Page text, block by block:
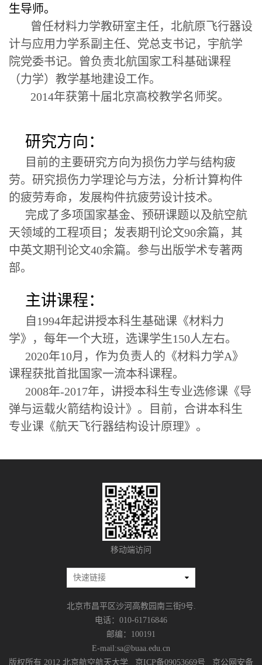
生导师。
曾任材料力学教研室主任，北航原飞行器设
计与应用力学系副主任、党总支书记，宇航学
院党委书记。曾负责北航国家工科基础课程
（力学）教学基地建设工作。
2014年获第十届北京高校教学名师奖。
研究方向：
目前的主要研究方向为损伤力学与结构疲
劳。研究损伤力学理论与方法，分析计算构件
的疲劳寿命，发展构件抗疲劳设计技术。
完成了多项国家基金、预研课题以及航空航
天领域的工程项目；发表期刊论文90余篇，其
中英文期刊论文40余篇。参与出版学术专著两
部。
主讲课程：
自 1994年起讲授本科生基础课《材料力
学》，每年一个大班，选课学生150人左右。
2020年10月，作为负责人的《材料力学A》
课程获批首批国家一流本科课程。
2008年-2017年，讲授本科生专业选修课《导
弹与运载火箭结构设计》。目前，合讲本科生
专业课《航天飞行器结构设计原理》。
移动端访问
北京市昌平区沙河高教园南三街9号.
电话：010-61716846
邮编：100191
E-mail:sa@buaa.edu.cn
版权所有 2012 北京航空航天大学 京ICP备09053669号 京公网安备